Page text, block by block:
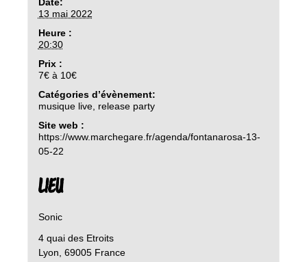
13 mai 2022
Heure :
20:30
Prix :
7€ à 10€
Catégories d’évènement:
musique live, release party
Site web :
https://www.marchegare.fr/agenda/fontanarosa-13-
05-22
LIEU
Sonic
4 quai des Etroits
Lyon 69005 France